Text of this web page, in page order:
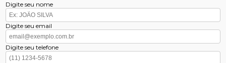
Digite seu nome
Digite seu email
Digite seu telefone